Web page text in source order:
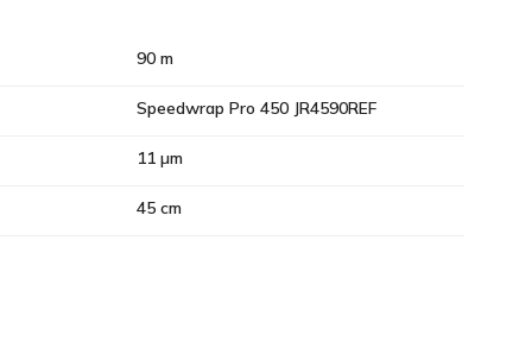
90 m
Speedwrap Pro 450 JR4590REF
11 µm
45 cm